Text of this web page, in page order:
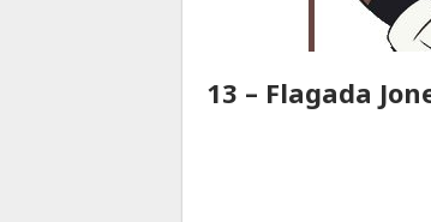
13 – Flagada